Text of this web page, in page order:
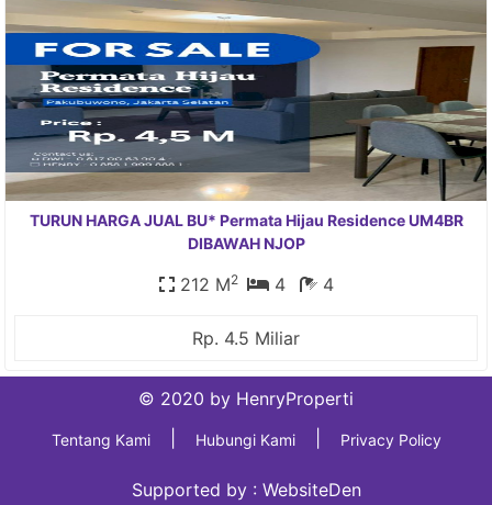
TURUN HARGA JUAL BU* Permata Hijau Residence UM4BR
DIBAWAH NJOP
212 M2 4 4
Rp. 4.5 Miliar
© 2020 by HenryProperti
Tentang Kami Hubungi Kami Privacy Policy
Supported by : WebsiteDen